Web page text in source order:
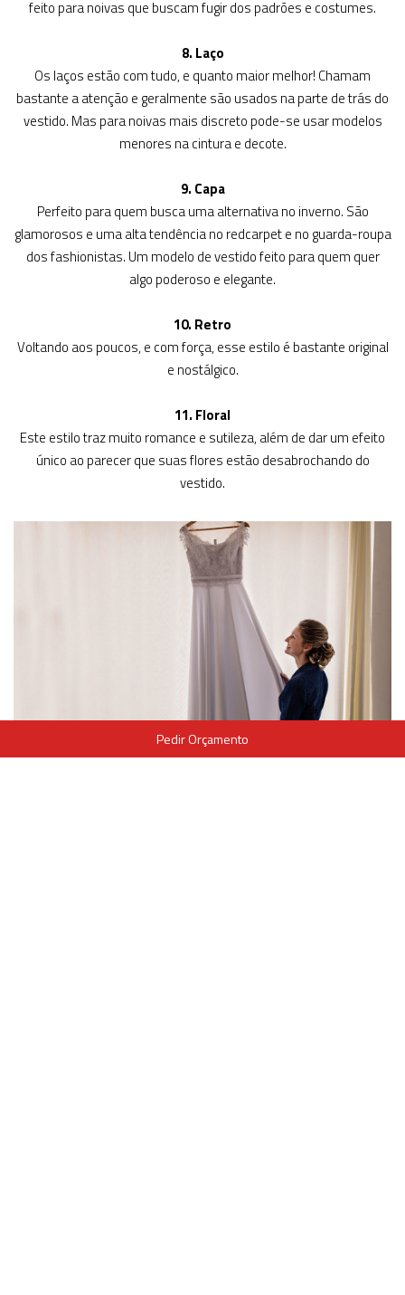
feito para noivas que buscam fugir dos padrões e costumes.
8. Laço
Os laços estão com tudo, e quanto maior melhor! Chamam
bastante a atenção e geralmente são usados na parte de trás do
vestido. Mas para noivas mais discreto pode-se usar modelos
menores na cintura e decote.
9. Capa
Perfeito para quem busca uma alternativa no inverno. São
glamorosos e uma alta tendência no redcarpet e no guarda-roupa
dos fashionistas. Um modelo de vestido feito para quem quer
algo poderoso e elegante.
10. Retro
Voltando aos poucos, e com força, esse estilo é bastante original
e nostálgico.
11. Floral
Este estilo traz muito romance e sutileza, além de dar um efeito
único ao parecer que suas flores estão desabrochando do
vestido.
Pedir Orçamento